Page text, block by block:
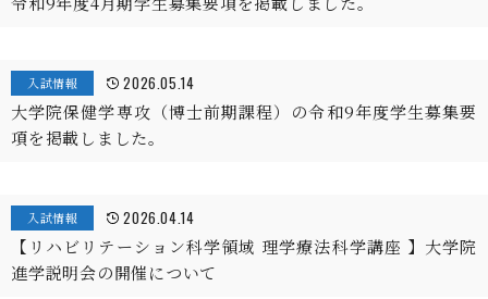
入試情報 2026.05.14
大学院保健学専攻（博士前期課程）の令和9年度学生募集要
項を掲載しました。
入試情報 2026.04.14
【リハビリテーション科学領域 理学療法科学講座 】大学院
進学説明会の開催について